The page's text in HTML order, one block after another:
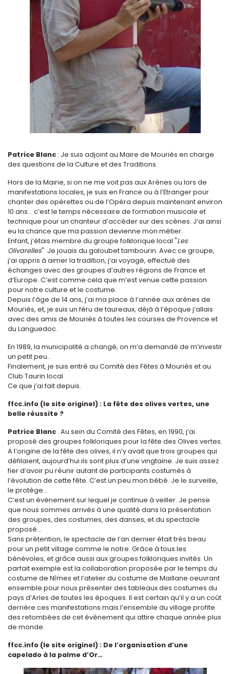
Patrice Blanc : Je suis adjoint au Maire de Mouriès en charge
des questions de la Culture et des Traditions.
Hors de la Mairie, si on ne me voit pas aux Arènes ou lors de
manifestations locales, je suis en France ou à l’Etranger pour
chanter des opérettes ou de l’Opéra depuis maintenant environ
10 ans… c’est le temps nécessaire de formation musicale et
technique pour un chanteur d’accéder sur des scènes. J’ai ainsi
eu la chance que ma passion devienne mon métier.
Enfant, j’étais membre du groupe folklorique local "Les
Olivarelles". Je jouais du galoubet tambourin. Avec ce groupe,
j’ai appris à aimer la tradition, j’ai voyagé, effectué des
échanges avec des groupes d’autres régions de France et
d’Europe. C’est comme cela que m’est venue cette passion
pour notre culture et le costume.
Depuis l’âge de 14 ans, j’ai ma place à l’année aux arènes de
Mouriès, et, je suis un féru de taureaux, déjà à l’époque j’allais
avec des amis de Mouriès à toutes les courses de Provence et
du Languedoc.
En 1989, la municipalité a changé, on m’a demandé de m’investir
un petit peu..
Finalement, je suis entré au Comité des Fêtes à Mouriès et au
Club Taurin local.
Ce que j’ai fait depuis.
ffcc.info (le site originel) : La fête des olives vertes, une
belle réussite ?
Patrice Blanc : Au sein du Comité des Fêtes, en 1990, j’ai
proposé des groupes folkloriques pour la fête des Olives vertes.
A l’origine de la fête des olives, il n’y avait que trois groupes qui
défilaient, aujourd’hui ils sont plus d’une vingtaine. Je suis assez
fier d’avoir pu réunir autant de participants costumés à
l’évolution de cette fête. C’est un peu mon bébé. Je le surveille,
le protège...
C’est un évènement sur lequel je continue à veiller. Je pense
que nous sommes arrivés à une qualité dans la présentation
des groupes, des costumes, des danses, et du spectacle
proposé...
Sans prétention, le spectacle de l’an dernier était très beau
pour un petit village comme le notre. Grâce à tous les
bénévoles, et grâce aussi aux groupes folkloriques invités. Un
parfait exemple est la collaboration proposée par le temps du
costume de Nîmes et l’atelier du costume de Maillane oeuvrant
ensemble pour nous présenter des tableaux des costumes du
pays d’Arles de toutes les époques. Il est certain qu’il y a un coût
derrière ces manifestations mais l’ensemble du village profite
des retombées de cet évènement qui attire chaque année plus
de monde.
ffcc.info (le site originel) : De l’organisation d’une
capelado à la palme d’Or…